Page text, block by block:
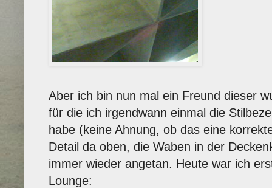
Aber ich bin nun mal ein Freund dieser
für die ich irgendwann einmal die
habe (keine Ahnung, ob das eine
Detail da oben, die Waben in der
immer wieder angetan. Heute war ich
Lounge: